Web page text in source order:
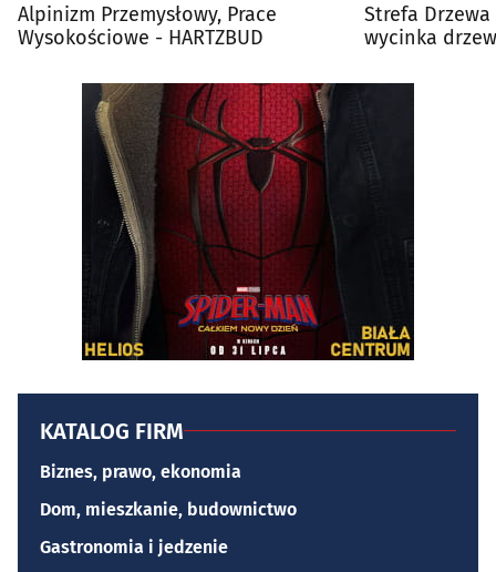
Alpinizm Przemysłowy, Prace
Wysokościowe - HARTZBUD
Strefa
wycinka
KATALOG FIRM
Biznes, prawo, ekonomia
Dom, mieszkanie, budownictwo
Gastronomia i jedzenie